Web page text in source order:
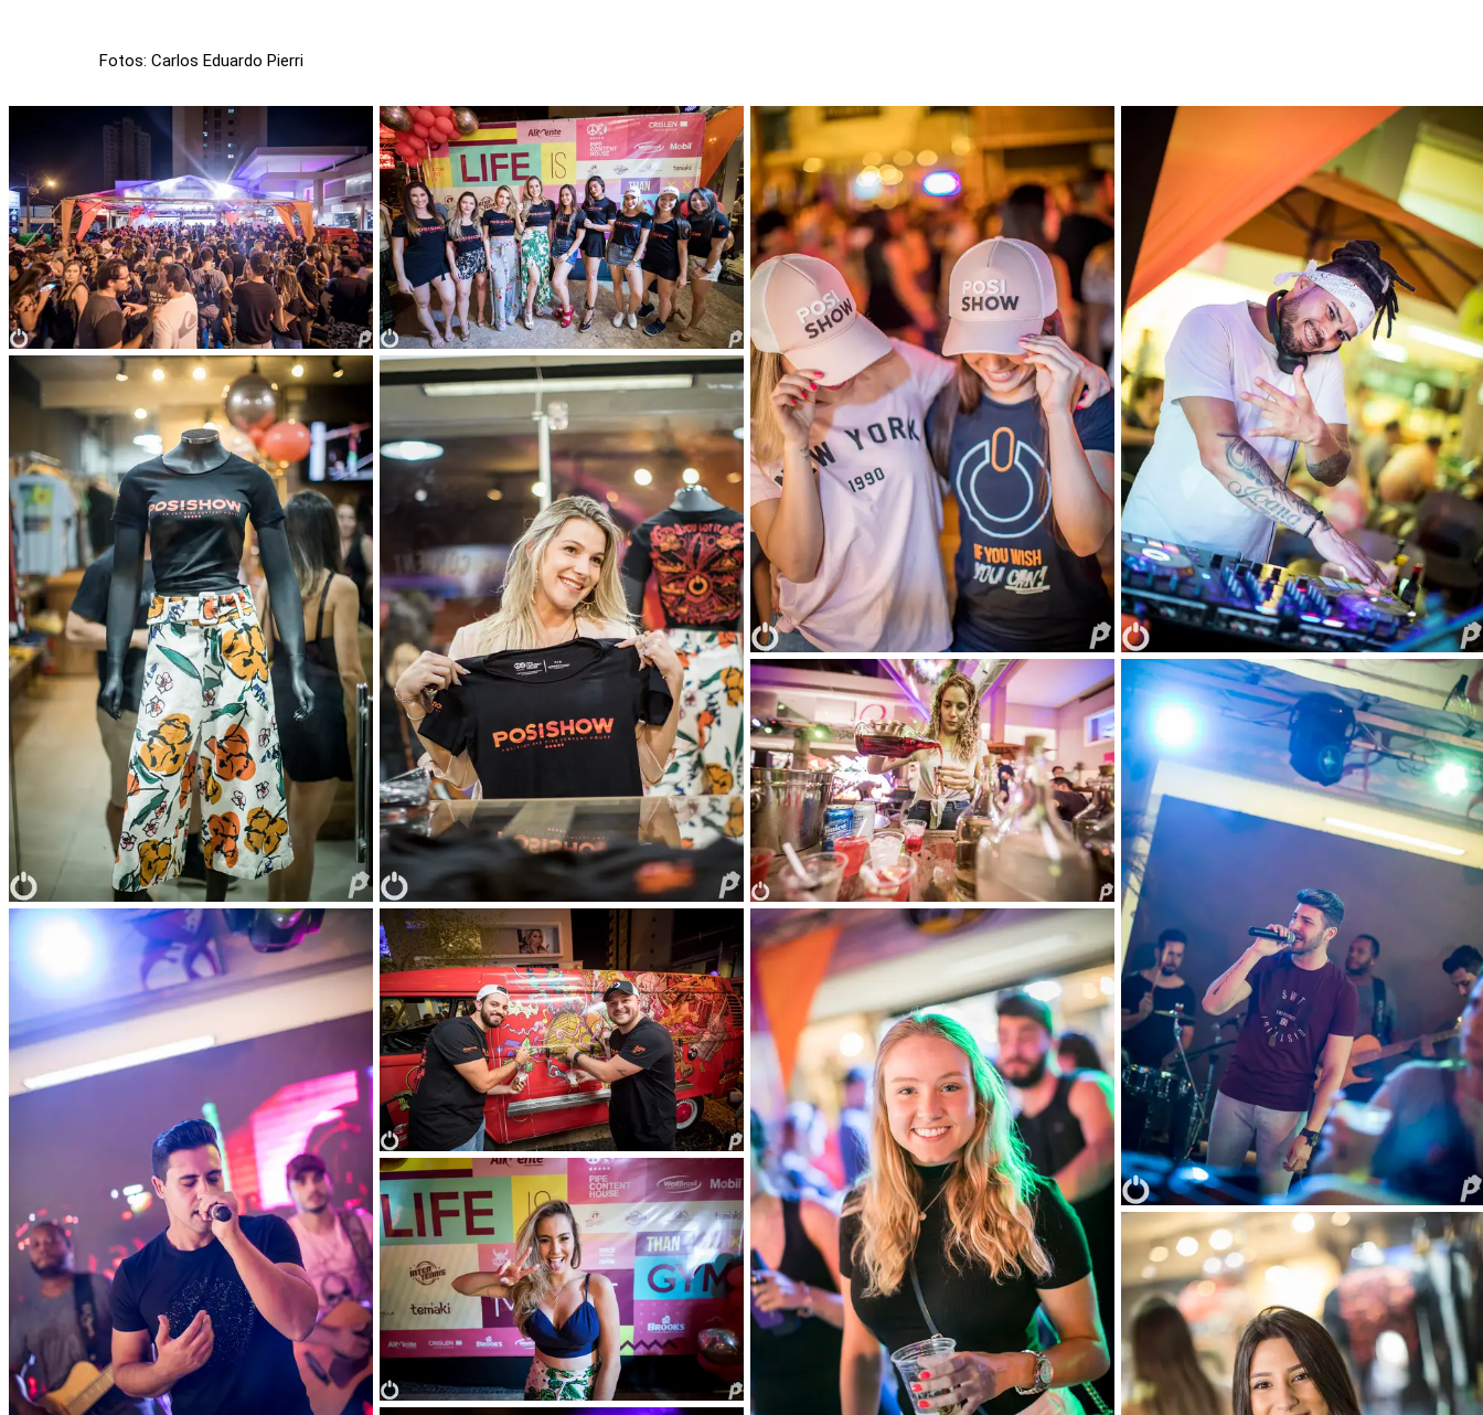
Fotos: Carlos Eduardo Pierri